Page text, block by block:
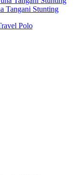
Tangani Stunting